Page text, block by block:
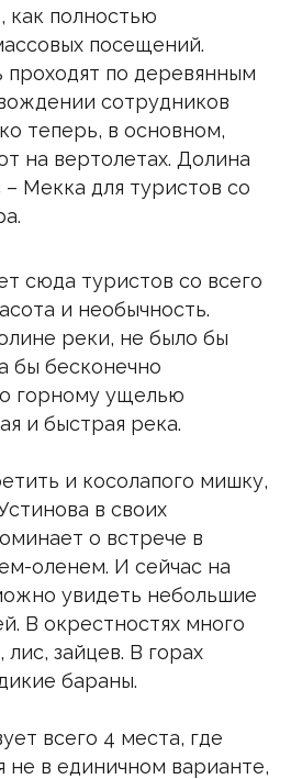
как полностью
посещений.
проходят по деревянным
сотрудников
теперь, в основном,
на вертолетах. Долина
– Мекка для туристов со
сюда туристов со всего
и необычность.
реки, не было бы
бы бесконечно
горному ущелью
и быстрая река.
и косолапого мишку,
в своих
о встрече в
оленем. И сейчас на
увидеть небольшие
В окрестностях много
лис, зайцев. В горах
бараны.
всего 4 места, где
не в единичном варианте,